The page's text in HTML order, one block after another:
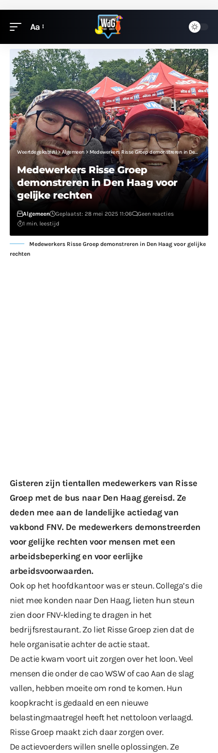
Aa
Weertdegekste.nl>Algemeen>Medewerkers Risse Groep demonstreren in Den Haag voor gelijke rechten
Medewerkers Risse Groep
demonstreren in Den Haag voor
gelijke rechten
Algemeen Geplaatst: 28 mei 2025 11:06
Geen reacties
1 min. leestijd
Medewerkers Risse Groep demonstreren in Den Haag voor gelijke
rechten
Gisteren zijn tientallen medewerkers van Risse
Groep met de bus naar Den Haag gereisd. Ze
deden mee aan de landelijke actiedag van
vakbond FNV. De medewerkers demonstreerden
voor gelijke rechten voor mensen met een
arbeidsbeperking en voor eerlijke
arbeidsvoorwaarden.
Ook op het hoofdkantoor was er steun. Collega’s die
niet mee konden naar Den Haag, lieten hun steun
zien door FNV-kleding te dragen in het
bedrijfsrestaurant. Zo liet Risse Groep zien dat de
hele organisatie achter de actie staat.
De actie kwam voort uit zorgen over het loon. Veel
mensen die onder de cao WSW of cao Aan de slag
vallen, hebben moeite om rond te komen. Hun
koopkracht is gedaald en een nieuwe
belastingmaatregel heeft het nettoloon verlaagd.
Risse Groep maakt zich daar zorgen over.
De actievoerders willen snelle oplossingen. Ze